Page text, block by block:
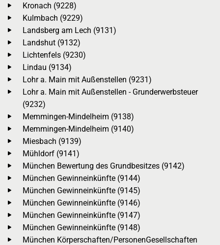
Kronach (9228)
Kulmbach (9229)
Landsberg am Lech (9131)
Landshut (9132)
Lichtenfels (9230)
Lindau (9134)
Lohr a. Main mit Außenstellen (9231)
Lohr a. Main mit Außenstellen - Grunderwerbsteuer
(9232)
Memmingen-Mindelheim (9138)
Memmingen-Mindelheim (9140)
Miesbach (9139)
Mühldorf (9141)
München Bewertung des Grundbesitzes (9142)
München Gewinneinkünfte (9144)
München Gewinneinkünfte (9145)
München Gewinneinkünfte (9146)
München Gewinneinkünfte (9147)
München Gewinneinkünfte (9148)
München Körperschaften/PersonenGesellschaften